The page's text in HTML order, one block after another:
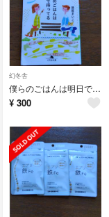
幻冬舎
僕らのごはんは明日で待ってる
¥ 300